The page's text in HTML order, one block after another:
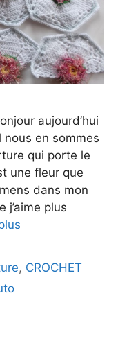
aujourd’hui
en sommes
qui porte le
une fleur que
dans mon
j’aime plus
, CROCHET